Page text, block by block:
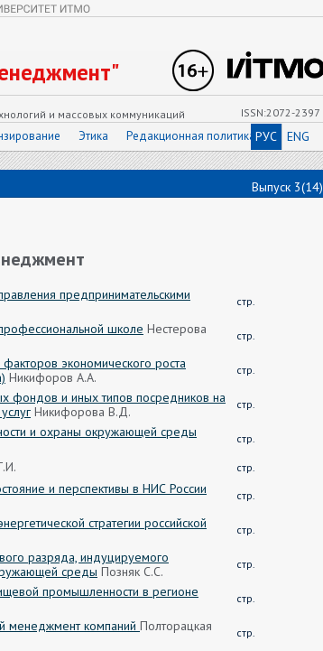
и массовых коммуникаций
ISSN:2072-2397
Этика Редакционная политика РУС ENG
Выпуск 3(14)
предпринимательскими
стр.
школе Нестерова
стр.
экономического роста
Никифоров А.А. стр.
фондов и иных типов посредников на
Никифорова В.Д. стр.
и охраны окружающей среды
стр.
стр.
и перспективы в НИС России
стр.
стратегии российской
стр.
разряда, индуцируемого
среды Позняк С.С. стр.
промышленности в регионе
стр.
менеджмент компаний Полторацкая
стр.